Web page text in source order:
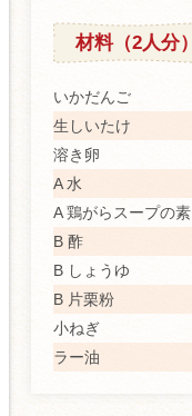
材料（2人分）
いかだんご
生しいたけ
溶き卵
A 水
A 鶏がらスープの素
B 酢
B しょうゆ
B 片栗粉
小ねぎ
ラー油